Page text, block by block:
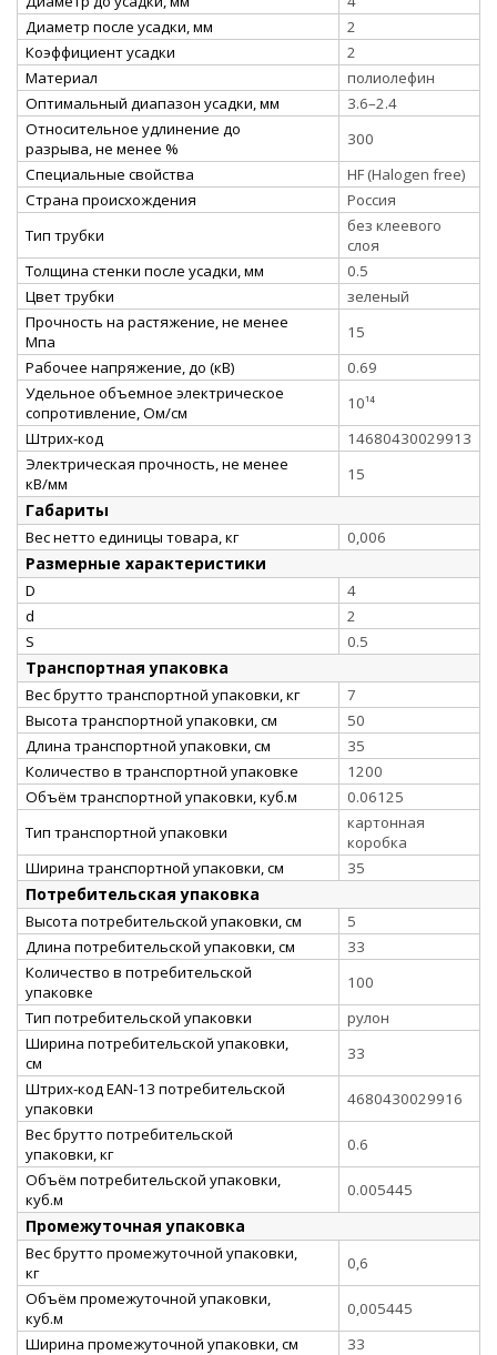
Диаметр после усадки, мм
2
Коэффициент усадки
2
Материал
полиолефин
Оптимальный диапазон усадки, мм
3.6–2.4
Относительное удлинение до
разрыва, не менее %
300
Специальные свойства
HF (Halogen free)
Страна происхождения
Россия
Тип трубки
без клеевого
слоя
Толщина стенки после усадки, мм
0.5
Цвет трубки
зеленый
Прочность на растяжение, не менее
Мпа
15
Рабочее напряжение, до (кВ)
0.69
Удельное объемное электрическое
сопротивление, Ом/см
10¹⁴
Штрих-код
14680430029913
Электрическая прочность, не менее
кВ/мм
15
Габариты
Вес нетто единицы товара, кг 0,006
Размерные характеристики
D
4
d
2
S
0.5
Транспортная упаковка
Вес брутто транспортной упаковки, кг
7
Высота транспортной упаковки, см
50
Длина транспортной упаковки, см
35
Количество в транспортной упаковке
1200
Объём транспортной упаковки, куб.м
0.06125
Тип транспортной упаковки
картонная
коробка
Ширина транспортной упаковки, см
35
Потребительская упаковка
Высота потребительской упаковки, см
5
Длина потребительской упаковки, см
33
Количество в потребительской
упаковке
100
Тип потребительской упаковки
рулон
Ширина потребительской упаковки,
см
33
Штрих-код EAN-13 потребительской
упаковки
4680430029916
Вес брутто потребительской
упаковки, кг
0.6
Объём потребительской упаковки,
куб.м
0.005445
Промежуточная упаковка
Вес брутто промежуточной упаковки,
кг
0,6
Объём промежуточной упаковки,
куб.м
0,005445
Ширина промежуточной упаковки, см
33